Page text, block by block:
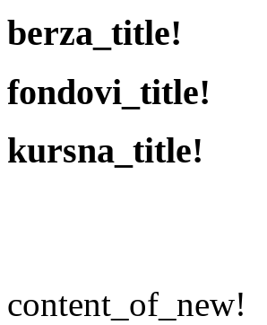
berza_title!
fondovi_title!
kursna_title!
content_of_new!